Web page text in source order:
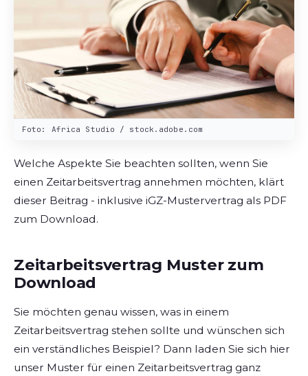
Foto: Africa Studio / stock.adobe.com
Welche Aspekte Sie beachten sollten, wenn Sie
einen Zeitarbeitsvertrag annehmen möchten, klärt
dieser Beitrag - inklusive iGZ-Mustervertrag als PDF
zum Download.
Zeitarbeitsvertrag Muster zum
Download
Sie möchten genau wissen, was in einem
Zeitarbeitsvertrag stehen sollte und wünschen sich
ein verständliches Beispiel? Dann laden Sie sich hier
unser Muster für einen Zeitarbeitsvertrag ganz